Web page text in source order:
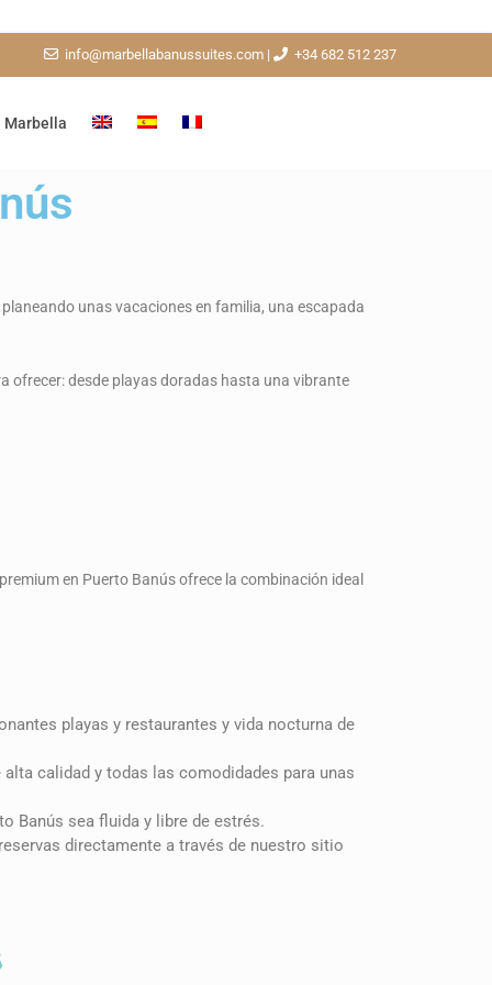
info@marbellabanussuites.com | +34 682 512 237
Marbella
unas vacaciones en familia, una escapada
ofrecer: desde playas doradas hasta una vibrante
en Puerto Banús ofrece la combinación ideal
playas y restaurantes y vida nocturna de
calidad y todas las comodidades para unas
Banús sea fluida y libre de estrés.
directamente a través de nuestro sitio